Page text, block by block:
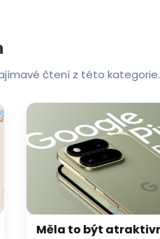
čtení z této kategorie.